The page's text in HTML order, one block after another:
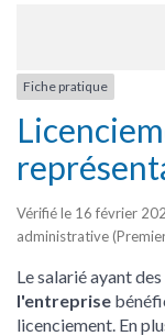
Fiche pratique
Vérifié le 16 février
administrative
Le salarié ayant des
l'entreprise
licenciement. En